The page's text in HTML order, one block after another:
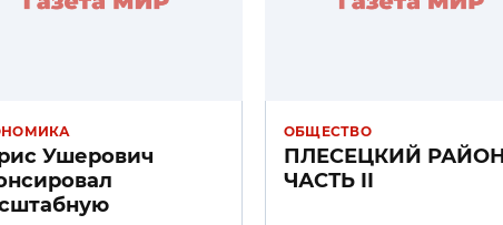
Ушерович
ОБЩЕСТВО
ПЛЕСЕЦКИЙ
ЧАСТЬ II